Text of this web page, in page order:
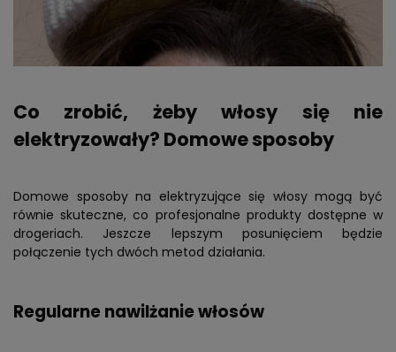
Co zrobić, żeby włosy się nie
elektryzowały? Domowe sposoby
Domowe sposoby na elektryzujące się włosy mogą być
równie skuteczne, co profesjonalne produkty dostępne w
drogeriach. Jeszcze lepszym posunięciem będzie
połączenie tych dwóch metod działania.
Regularne nawilżanie włosów